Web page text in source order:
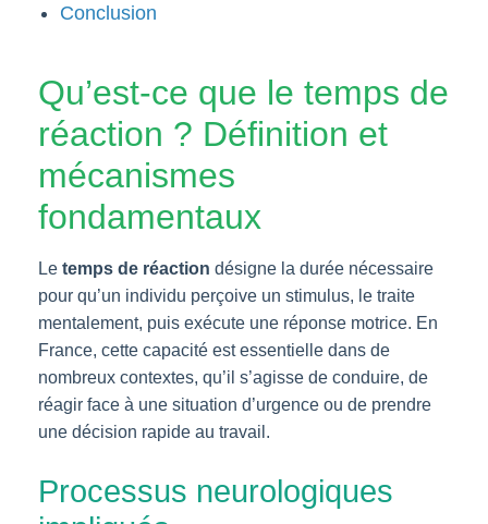
Conclusion
Qu’est-ce que le temps de
réaction ? Définition et
mécanismes
fondamentaux
Le temps de réaction désigne la durée nécessaire
pour qu’un individu perçoive un stimulus, le traite
mentalement, puis exécute une réponse motrice. En
France, cette capacité est essentielle dans de
nombreux contextes, qu’il s’agisse de conduire, de
réagir face à une situation d’urgence ou de prendre
une décision rapide au travail.
Processus neurologiques